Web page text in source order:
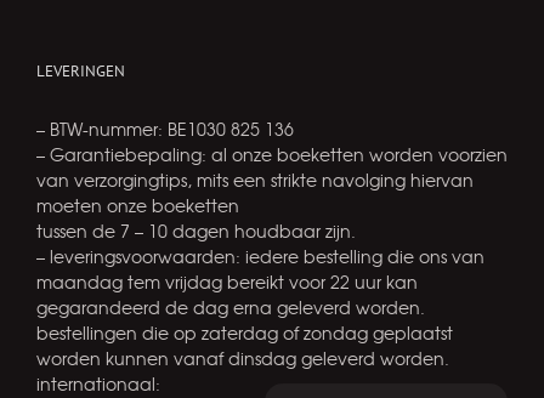
LEVERINGEN
– BTW-nummer: BE1030 825 136
– Garantiebepaling: al onze boeketten worden voorzien
van verzorgingtips, mits een strikte navolging hiervan
moeten onze boeketten
tussen de 7 – 10 dagen houdbaar zijn.
– leveringsvoorwaarden: iedere bestelling die ons van
maandag tem vrijdag bereikt voor 22 uur kan
gegarandeerd de dag erna geleverd worden.
bestellingen die op zaterdag of zondag geplaatst
worden kunnen vanaf dinsdag geleverd worden.
internationaal: